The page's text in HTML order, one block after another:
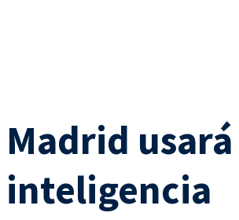
Madrid usará
inteligencia